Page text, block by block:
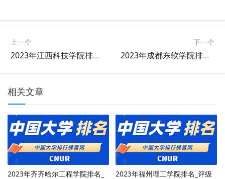
上一个
2023年江西科技学院排名_评级
下一个
2023年成都东软学院排名_评级
相关文章
2023年齐齐哈尔工程学院排名_
2023年福州理工学院排名_评级